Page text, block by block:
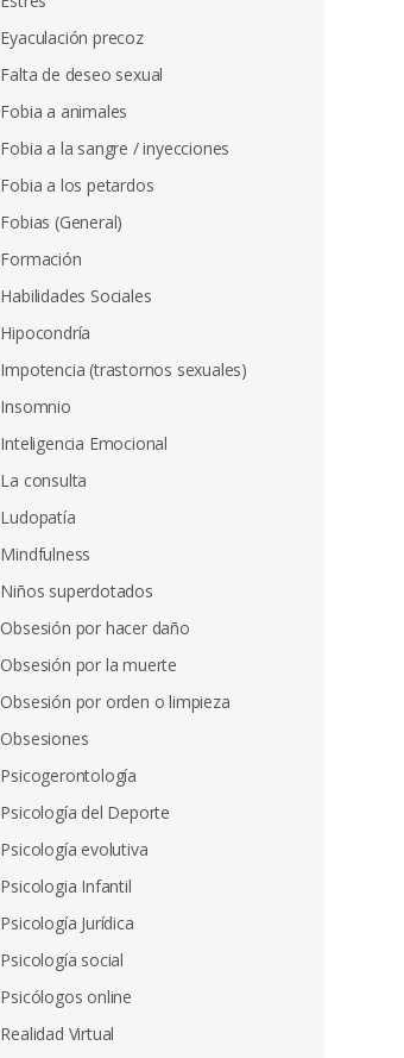
Eyaculación precoz
Falta de deseo sexual
Fobia a animales
Fobia a la sangre / inyecciones
Fobia a los petardos
Fobias (General)
Formación
Habilidades Sociales
Hipocondría
Impotencia (trastornos sexuales)
Insomnio
Inteligencia Emocional
La consulta
Ludopatía
Mindfulness
Niños superdotados
Obsesión por hacer daño
Obsesión por la muerte
Obsesión por orden o limpieza
Obsesiones
Psicogerontología
Psicología del Deporte
Psicología evolutiva
Psicologia Infantil
Psicología Jurídica
Psicología social
Psicólogos online
Realidad Virtual